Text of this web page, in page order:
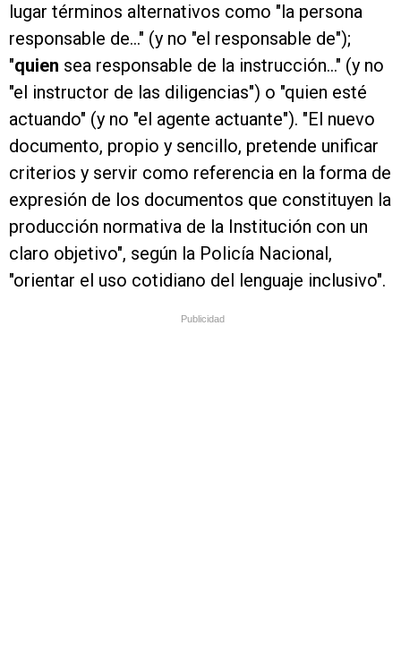
lugar términos alternativos como "la persona
responsable de..." (y no "el responsable de");
"quien sea responsable de la instrucción..." (y no
"el instructor de las diligencias") o "quien esté
actuando" (y no "el agente actuante"). "El nuevo
documento, propio y sencillo, pretende unificar
criterios y servir como referencia en la forma de
expresión de los documentos que constituyen la
producción normativa de la Institución con un
claro objetivo", según la Policía Nacional,
"orientar el uso cotidiano del lenguaje inclusivo".
Publicidad